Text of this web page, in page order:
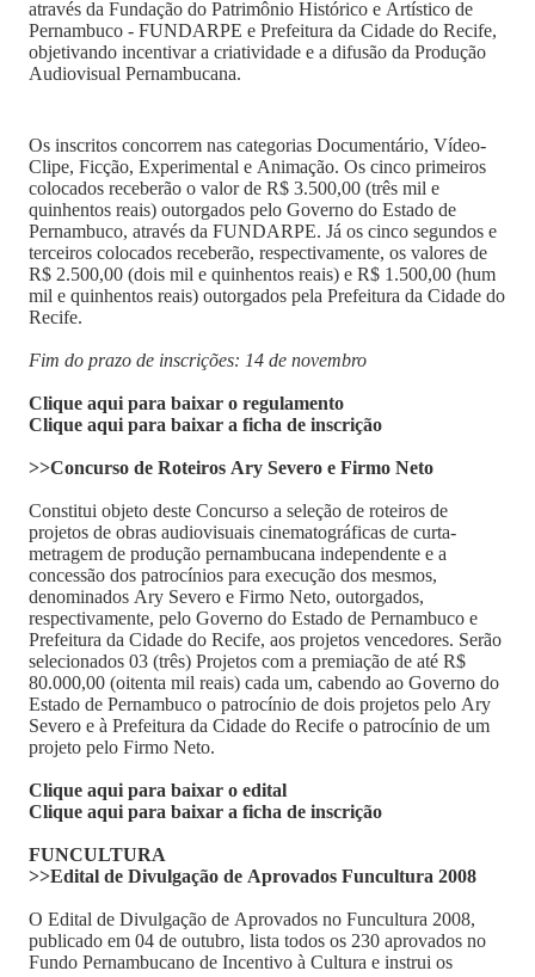
através da Fundação do Patrimônio Histórico e Artístico de
Pernambuco - FUNDARPE e Prefeitura da Cidade do Recife,
objetivando incentivar a criatividade e a difusão da Produção
Audiovisual Pernambucana.
Os inscritos concorrem nas categorias Documentário, Vídeo-
Clipe, Ficção, Experimental e Animação. Os cinco primeiros
colocados receberão o valor de R$ 3.500,00 (três mil e
quinhentos reais) outorgados pelo Governo do Estado de
Pernambuco, através da FUNDARPE. Já os cinco segundos e
terceiros colocados receberão, respectivamente, os valores de
R$ 2.500,00 (dois mil e quinhentos reais) e R$ 1.500,00 (hum
mil e quinhentos reais) outorgados pela Prefeitura da Cidade do
Recife.
Fim do prazo de inscrições: 14 de novembro
Clique aqui para baixar o regulamento
Clique aqui para baixar a ficha de inscrição
>>Concurso de Roteiros Ary Severo e Firmo Neto
Constitui objeto deste Concurso a seleção de roteiros de
projetos de obras audiovisuais cinematográficas de curta-
metragem de produção pernambucana independente e a
concessão dos patrocínios para execução dos mesmos,
denominados Ary Severo e Firmo Neto, outorgados,
respectivamente, pelo Governo do Estado de Pernambuco e
Prefeitura da Cidade do Recife, aos projetos vencedores. Serão
selecionados 03 (três) Projetos com a premiação de até R$
80.000,00 (oitenta mil reais) cada um, cabendo ao Governo do
Estado de Pernambuco o patrocínio de dois projetos pelo Ary
Severo e à Prefeitura da Cidade do Recife o patrocínio de um
projeto pelo Firmo Neto.
Clique aqui para baixar o edital
Clique aqui para baixar a ficha de inscrição
FUNCULTURA
>>Edital de Divulgação de Aprovados Funcultura 2008
O Edital de Divulgação de Aprovados no Funcultura 2008,
publicado em 04 de outubro, lista todos os 230 aprovados no
Fundo Pernambucano de Incentivo à Cultura e instrui os